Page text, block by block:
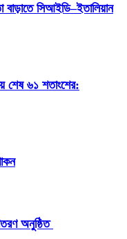
বাড়াতে সিআইডি–ইতালিয়ান
শেষ ৬১ শতাংশের:
অনুষ্ঠিত